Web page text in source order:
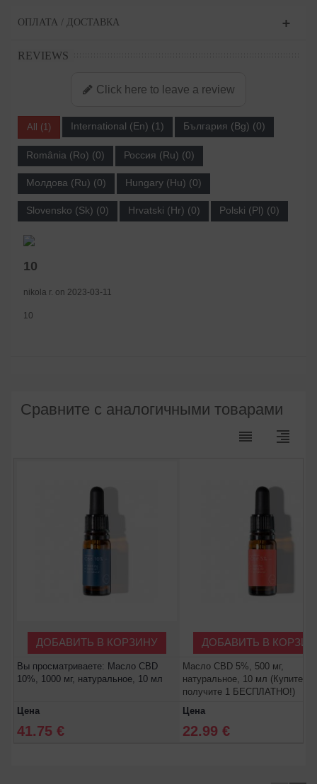
ОПЛАТА / ДОСТАВКА
REVIEWS
Click here to leave a review
All (1) International (En) (1) България (Bg) (0)
România (Ro) (0) Россия (Ru) (0)
Молдова (Ru) (0) Hungary (Hu) (0)
Slovensko (Sk) (0) Hrvatski (Hr) (0) Polski (Pl) (0)
10
nikola r. on 2023-03-11
10
Сравните с аналогичными товарами
reorder format_align_right
ДОБАВИТЬ В КОРЗИНУ ДОБАВИТЬ В
Вы просматриваете: Масло CBD
10%, 1000 мг, натуральное, 10 мл
Масло CBD 5%, 500 мг,
натуральное, 10 мл (Купите 1,
получите 1 БЕСПЛАТНО!)
Цена
41.75 €
Цена
22.99 €